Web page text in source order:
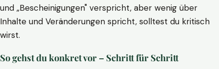
und „Bescheinigungen" verspricht, aber wenig über
Inhalte und Veränderungen spricht, solltest du kritisch
wirst.
So gehst du konkret vor – Schritt für Schritt